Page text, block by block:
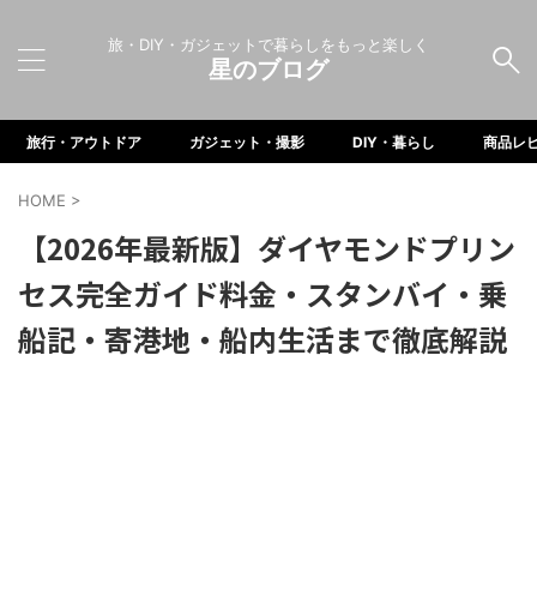
旅・DIY・ガジェットで暮らしをもっと楽しく
星のブログ
旅行・アウトドア ガジェット・撮影 DIY・暮らし 商品レ
HOME >
【2026年最新版】ダイヤモンドプリン
セス完全ガイド料金・スタンバイ・乗
船記・寄港地・船内生活まで徹底解説